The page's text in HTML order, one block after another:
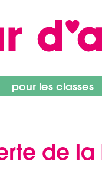
pour les classes
de la